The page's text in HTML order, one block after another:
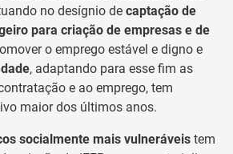
no desígnio de captação de
para criação de empresas e de
o emprego estável e digno e
, adaptando para esse fim as
e ao emprego, tem
maior dos últimos anos.
socialmente mais vulneráveis tem